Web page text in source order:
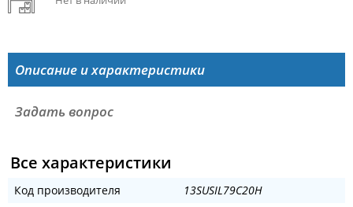
Описание и характеристики
Задать вопрос
Все характеристики
Код производителя
13SUSIL79C20H